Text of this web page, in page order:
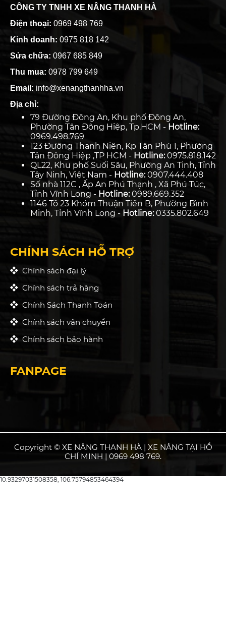
CÔNG TY TNHH XE NÂNG THANH HÀ
Điện thoại: 0969 498 769
Kinh doanh: 0975 818 142
Sửa chữa: 0967 685 849
Thu mua: 0978 799 649
Email: info@xenangthanhha.vn
Địa chỉ:
79 Đường Đông An, Khu phố Đông An,
Phường Tân Đông Hiệp, Tp.HCM - Hotline:
0969.498.769
123 Đường Thanh Niên, Kp Tân Phú 1, Phường
Tân Đông Hiệp ,TP HCM - Hotline:0975.818.142
QL22, Khu phố Suối Sâu, Phường An Tịnh, Tỉnh
Tây Ninh, Việt Nam - Hotline:0907.444.408
Số nhà 112C , Ấp An Phú Thạnh , Xã Phú Túc,
Tỉnh Vĩnh Long - Hotline:0989.669.352
1146 Tổ 23 Khóm Thuận Tiến B, Phường Bình
Minh, Tỉnh Vĩnh Long - Hotline:0335.802.649
CHÍNH SÁCH HỖ TRỢ
Chính sách đại lý
Chính sách trả hàng
Chính Sách Thanh Toán
Chính sách vận chuyển
Chính sách bảo hành
FANPAGE
Copyright © XE NÂNG THANH HÀ | XE NÂNG TẠI HỒ
CHÍ MINH | 0969 498 769.
10.93297031508358, 106.75794853464394